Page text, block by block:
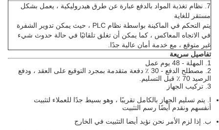
7. نظام تغذية المواد بالدفع عبارة عن طرق هيدروليكية ، يعمل بشكل
مستقر للغاية
يتم التحكم في الماكينة بواسطة نظام PLC ، حيث يمكن تدوير الشفرة
في الاتجاه المعاكس ، كما يمكن أن تغلق تلقائيًا في حالة حدوث شيء
غير متوقع ، مع خدمة أمان عالية جدًا.
تفاصيل سريعة
1. المهلة - 48 يوم عمل
2. مصطلح الدفع - 30 ٪ دفعة متقدمة بمجرد التوقيع على العقد ، ودفع
الرصيد 70 ٪ قبل التسليم.
3. تركيب الجهاز
ا.
يتم تسليم الجهاز بالكامل تقريبًا ، وهو بسيط جدًا للعملاء لتثبيت
أنفسهم ونقدم أيضًا رسم التثبيت
ب.
إذا لزم الأمر نحن نؤيد أيضا التثبيت في الخارج